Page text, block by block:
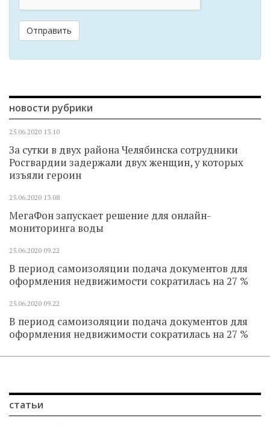
Отправить
новости рубрики
25.06.2020 13.10
За сутки в двух района Челябинска сотрудники
Росгвардии задержали двух женщин, у которых
изъяли героин
25.06.2020 13.08
МегаФон запускает решение для онлайн-
мониторинга воды
25.06.2020 09.22
В период самоизоляции подача документов для
оформления недвижимости сократилась на 27 %
25.06.2020 09.22
В период самоизоляции подача документов для
оформления недвижимости сократилась на 27 %
статьи